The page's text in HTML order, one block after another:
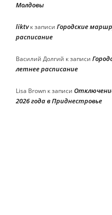
Молдовы
liktvк записи Городские
расписание
Василий Долгий к записи
летнее расписание
Lisa Brown к записи
2026 года в Приднестровье